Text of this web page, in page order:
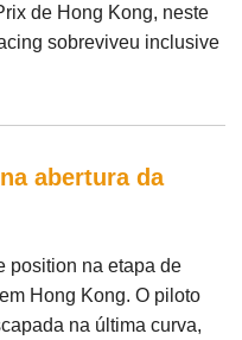
de Hong Kong, neste
sobreviveu inclusive
abertura da
position na etapa de
Hong Kong. O piloto
na última curva,